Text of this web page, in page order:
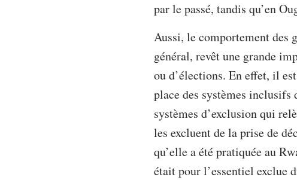
par le passé, tandis qu’en
Aussi, le comportement des
général, revêt une grande
ou d’élections. En effet, il
place des systèmes inclusifs
systèmes d’exclusion qui
les excluent de la prise de
qu’elle a été pratiquée au
était pour l’essentiel exclue